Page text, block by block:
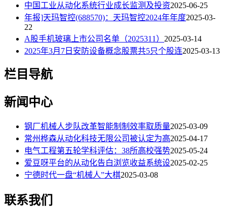
中国工业从动化系统行业成长监测及投资2025-06-25
年报]天玛智控(688570)：天玛智控2024年年度2025-03-
22
A股手机玻璃上市公司名单（2025311） 2025-03-14
2025年3月7日安防设备概念股票共5只个股连2025-03-13
栏目导航
新闻中心
钢厂机械人步队改革智能制制效率取质量2025-03-09
常州桦森从动化科技无限公司被认定为高2025-04-17
电气工程第五轮学科评估：38所高校强势2025-05-24
爱豆呀平台的从动化告白浏览收益系统设2025-02-25
宁德时代一盘“机械人”大棋2025-03-08
联系我们